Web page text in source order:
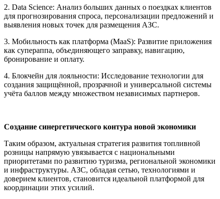
2. Data Science: Анализ больших данных о поездках клиентов
для прогнозирования спроса, персонализации предложений и
выявления новых точек для размещения АЗС.
3. Мобильность как платформа (MaaS): Развитие приложения
как супераппа, объединяющего заправку, навигацию,
бронирование и оплату.
4. Блокчейн для лояльности: Исследование технологии для
создания защищённой, прозрачной и универсальной системы
учёта баллов между множеством независимых партнеров.
Создание синергетического контура новой экономики
Таким образом, актуальная стратегия развития топливной
розницы напрямую увязывается с национальными
приоритетами по развитию туризма, региональной экономики
и инфраструктуры. АЗС, обладая сетью, технологиями и
доверием клиентов, становится идеальной платформой для
координации этих усилий.